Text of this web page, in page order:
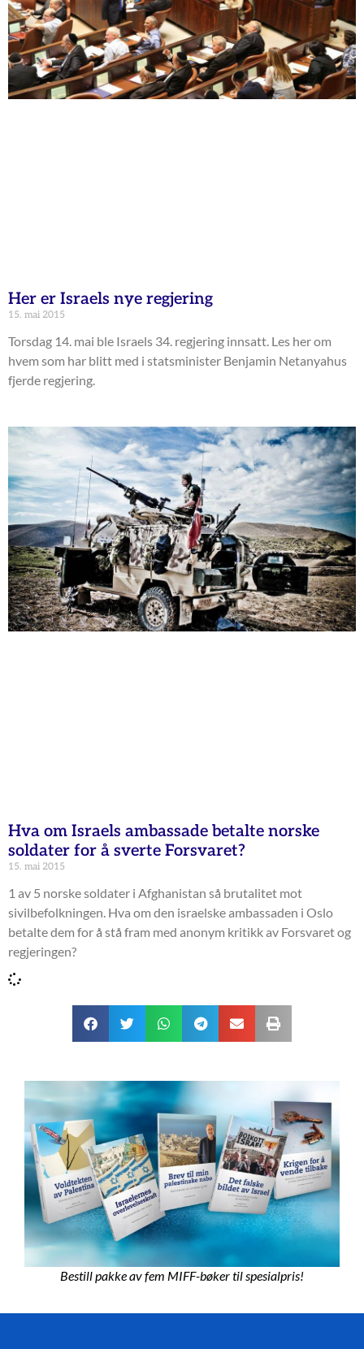
Her er Israels nye regjering
15. mai 2015
Torsdag 14. mai ble Israels 34. regjering innsatt. Les her om
hvem som har blitt med i statsminister Benjamin Netanyahus
fjerde regjering.
Hva om Israels ambassade betalte norske
soldater for å sverte Forsvaret?
15. mai 2015
1 av 5 norske soldater i Afghanistan så brutalitet mot
sivilbefolkningen. Hva om den israelske ambassaden i Oslo
betalte dem for å stå fram med anonym kritikk av Forsvaret og
regjeringen?
Bestill pakke av fem MIFF-bøker til spesialpris!